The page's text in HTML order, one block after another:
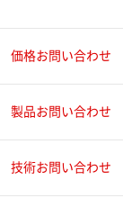
価格お問い合わせ
製品お問い合わせ
技術お問い合わせ